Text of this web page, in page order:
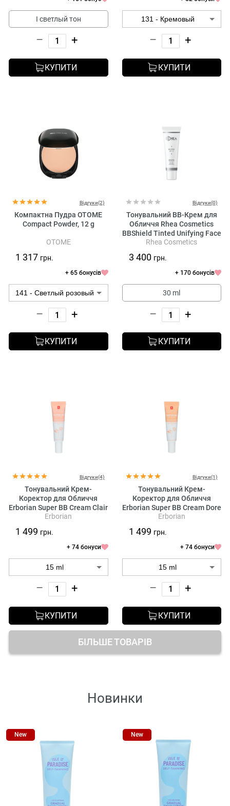
I светлый тон
– +
КУПИТИ
– +
КУПИТИ
Відгуки(2)
Компактна Пудра OTOME
Compact Powder, 12 g
OTOME
1 317 грн.
+ 65 бонусів
– +
КУПИТИ
Відгуки(0)
Тонувальний BB-Крем для
Обличчя Rhea Cosmetics
BBShield Tinted Unifying Face
Cream SPF 15
Rhea Cosmetics
3 400 грн.
+ 170 бонусів
30 ml
– +
КУПИТИ
Відгуки(4)
Тонувальний Крем-
Коректор для Обличчя
Erborian Super BB Cream Clair
SPF 20
Erborian
1 499 грн.
+ 74 бонуси
– +
КУПИТИ
Відгуки(1)
Тонувальний Крем-
Коректор для Обличчя
Erborian Super BB Cream Dore
SPF 20
Erborian
1 499 грн.
+ 74 бонуси
– +
КУПИТИ
БІЛЬШЕ ТОВАРІВ
Новинки
New New